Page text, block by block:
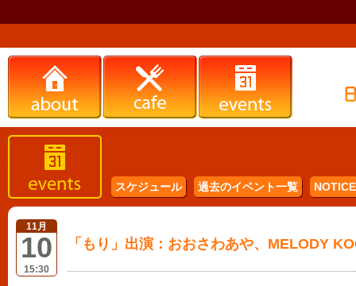
スケジュール 過去のイベント一覧
11月
10
15:30
「もり」出演：おおさわあや、MELODY